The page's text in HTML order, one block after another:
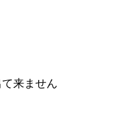
来ません